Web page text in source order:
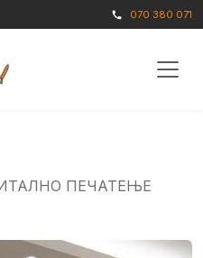
call 070 380 071
ПЕЧАТЕЊЕ